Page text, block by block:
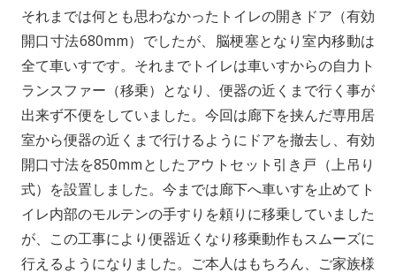
それまでは何とも思わなかったトイレの開きドア（有効
開口寸法680mm）でしたが、脳梗塞となり室内移動は
全て車いすです。それまでトイレは車いすからの自力ト
ランスファー（移乗）となり、便器の近くまで行く事が
出来ず不便をしていました。今回は廊下を挟んだ専用居
室から便器の近くまで行けるようにドアを撤去し、有効
開口寸法を850mmとしたアウトセット引き戸（上吊り
式）を設置しました。今までは廊下へ車いすを止めてト
イレ内部のモルテンの手すりを頼りに移乗していました
が、この工事により便器近くなり移乗動作もスムーズに
行えるようになりました。ご本人はもちろん、ご家族様